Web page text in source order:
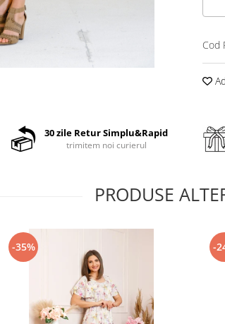
Cod
30 zile Retur Simplu&Rapid
trimitem noi curierul
PRODUSE
-35% -